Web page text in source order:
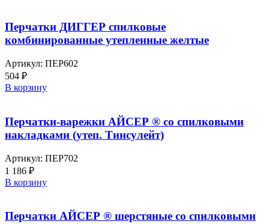
Перчатки ДИГГЕР спилковые
комбинированные утепленные желтые
Артикул: ПЕР602
504 ₽
В корзину
Перчатки-варежки АЙСЕР ® со спилковыми
накладками (утеп. Тинсулейт)
Артикул: ПЕР702
1 186 ₽
В корзину
Перчатки АЙСЕР ® шерстяные со спилковыми